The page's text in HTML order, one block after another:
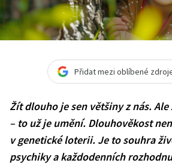
Přidat mezi oblíbené
Žít dlouho je sen většiny z nás.
– to už je umění. Dlouhověkost
v genetické loterii. Je to souhra
psychiky a každodenních